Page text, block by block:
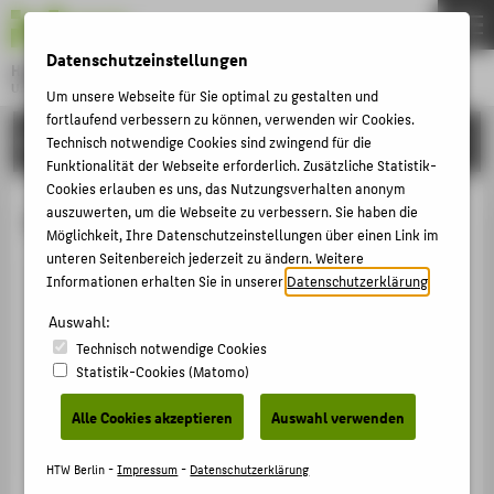
Hochschule für Technik und Wirtschaft Berlin
University of Applied Sciences
Menu
HOCHSCHULE
Christin Lachmann
Christin.Lachmann@HTW-Berlin.de
Campus Treskowallee
TA Gebäude C , 621
Treskowallee 8
10318Berlin
THEMEN
HOCHSCHULE
CAMPUS
STUDIUM
LEHRE
KARRIERE
INTERNATIONAL
INFORMATIONEN FÜR
Datenschutzeinstellungen
Um unsere Webseite für Sie optimal zu gestalten und
fortlaufend verbessern zu können, verwenden wir Cookies.
Technisch notwendige Cookies sind zwingend für die
Funktionalität der Webseite erforderlich. Zusätzliche Statistik-
Cookies erlauben es uns, das Nutzungsverhalten anonym
auszuwerten, um die Webseite zu verbessern. Sie haben die
Möglichkeit, Ihre Datenschutzeinstellungen über einen Link im
unteren Seitenbereich jederzeit zu ändern. Weitere
Informationen erhalten Sie in unsererDatenschutzerklärung
Auswahl:
Technisch notwendige Cookies
Statistik-Cookies (Matomo)
Alle Cookies akzeptieren Auswahl verwenden
HTW Berlin -Impressum- Datenschutzerklärung